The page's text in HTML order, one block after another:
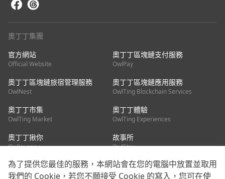
奧丁丁集團
官方網站
Official Website
奧丁丁區塊鏈支付服務
OwlPay
奧丁丁區塊鏈旅宿管理服務
OwlNest
奧丁丁區塊鏈應用服務
OwlTing Blockchain Services
奧丁丁市集
OwlTing Market
奧丁丁體驗
OwlTing Experiences
奧丁丁揪你
OwlJourney
故事所
OwlStay
聯絡我們
為了提供您最佳的服務，本網站會在您的電腦中放置並取用
我們的 Cookie，若您不願接受 Cookie 的寫入，您可在使